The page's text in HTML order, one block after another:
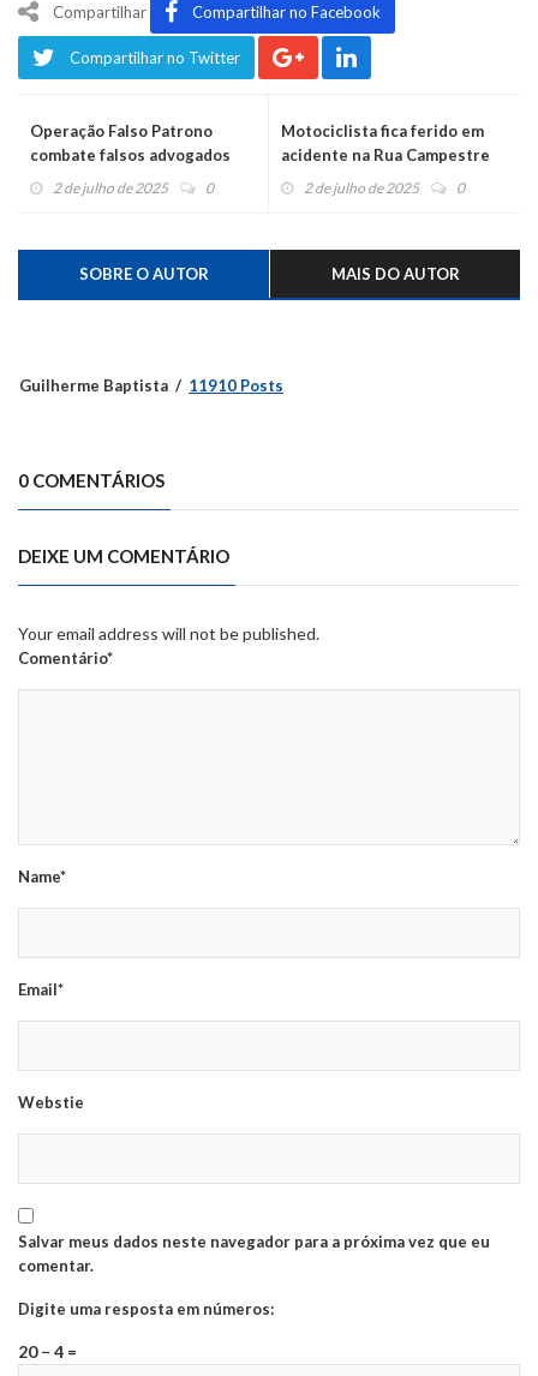
Compartilhar Compartilhar no Facebook
Compartilhar no Twitter
Operação Falso Patrono
combate falsos advogados
2 de julho de 2025 0
Motociclista fica ferido em
acidente na Rua Campestre
Santa Terezinha
2 de julho de 2025 0
SOBRE O AUTOR MAIS DO AUTOR
Guilherme Baptista 11910 Posts
0 COMENTÁRIOS
DEIXE UM COMENTÁRIO
Your email address will not be published.
Comentário*
Name*
Email*
Webstie
Salvar meus dados neste navegador para a próxima vez que eu
comentar.
Digite uma resposta em números:
20 − 4 =